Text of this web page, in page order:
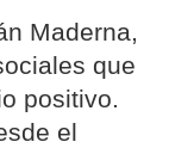
Maderna,
que
positivo.
el